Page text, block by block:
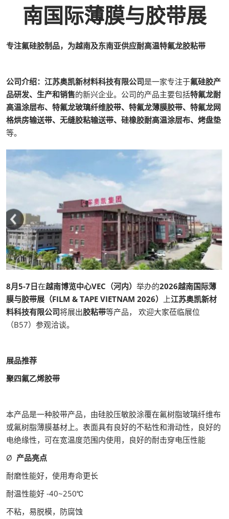
南国际薄膜与胶带展
专注氟硅胶制品，为越南及东南亚供应耐高温特氟龙胶粘带
公司介绍：江苏奥凯新材料科技有限公司是一家专注于氟硅胶产
品研发、生产和销售的新兴企业。公司的产品主要包括特氟龙耐
高温涂层布、特氟龙玻璃纤维胶带、特氟龙薄膜胶带、特氟龙网
格烘房输送带、无缝胶粘输送带、硅橡胶耐高温涂层布、烤盘垫
等。
8月5-7日在越南博览中心VEC（河内） 举办的2026越南国际薄
膜与胶带展（FILM & TAPE VIETNAM 2026）
上江苏奥凯新材
料科技有限公司将展出胶粘带等产品， 欢迎大家莅临展位
（B57）参观洽谈。
展品推荐
聚四氟乙烯胶带
本产品是一种胶带产品，由硅胶压敏胶涂覆在氟树脂玻璃纤维布
或氟树脂薄膜基材上。表面具有良好的不粘性和滑动性，良好的
电绝缘性，可在宽温度范围内使用，良好的耐击穿电压性能
Ø 产品亮点
耐磨性能好，使用寿命更长
耐温性能好 -40~250℃
不粘，易脱模，防腐蚀